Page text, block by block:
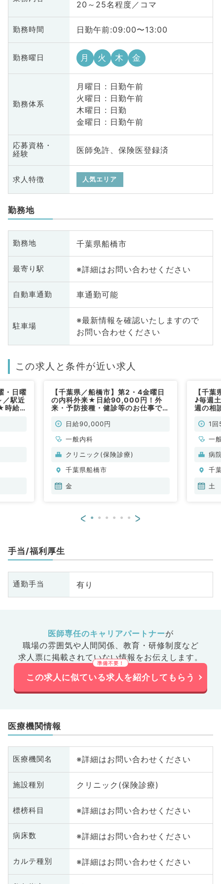
20～25名程度／コマ
勤務時間 日勤午前:09:00〜13:00
勤務曜日 月 火 木 金
勤務体系
月曜日 : 日勤午前
火曜日 : 日勤午前
木曜日 : 日勤
金曜日 : 日勤午前
応募資格・
経験
医師免許、保険医登録済
求人特徴 人気エリア
勤務地
勤務地 千葉県船橋市
最寄り駅 ※詳細はお問い合わせください
自動車通勤 車通勤可能
駐車場
※最新情報を確認いたしますので
お問い合わせください
この求人と条件が近い求人
・日曜
／駅近
時給
【千葉県／船橋市】第2・4金曜日
の内科外来★日給90,000円！外
来・予防接種・健診等のお仕事です
日給90,000円
一般内科
クリニック(保険診療)
千葉県船橋市
金
【千
♪毎週
週の相
泌代
1
一
病
千
土
< >
手当/福利厚生
通勤手当 有り
医師専任のキャリアパートナーが
職場の雰囲気や人間関係、 教育・研修制度など
求人票に掲載されていない情報をお伝えします。
この求人に似ている求人を紹介してもらう
医療機関情報
医療機関名 ※詳細はお問い合わせください
施設種別 クリニック(保険診療)
標榜科目 ※詳細はお問い合わせください
病床数 ※詳細はお問い合わせください
カルテ種別 ※詳細はお問い合わせください